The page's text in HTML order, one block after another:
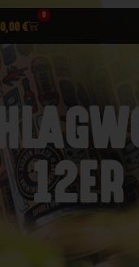
0,00€
0
12ER